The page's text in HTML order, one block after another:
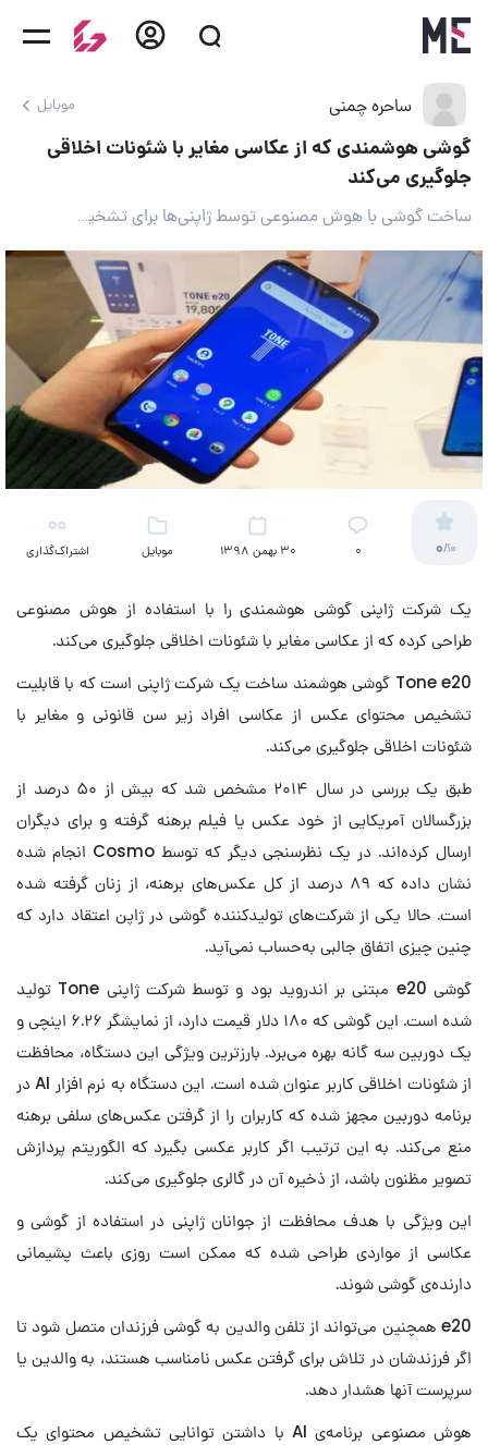
ساحره چمنی موبایل
گوشی هوشمندی که از عکاسی مغایر با شئونات اخلاقی
جلوگیری می‌کند
ساخت گوشی با هوش مصنوعی توسط ژاپنی‌ها برای تشخیص محتوای عکس
0/10 ۰ 30 بهمن 1398 موبایل اشتراک‌گذاری
یک شرکت ژاپنی گوشی هوشمندی را با استفاده از هوش مصنوعی
طراحی کرده که از عکاسی مغایر با شئونات اخلاقی جلوگیری می‌کند.
Tone e20 گوشی هوشمند ساخت یک شرکت ژاپنی است که با قابلیت
تشخیص محتوای عکس از عکاسی افراد زیر سن قانونی و مغایر با
شئونات اخلاقی جلوگیری می‌کند.
طبق یک بررسی در سال ۲۰۱۴ مشخص شد که بیش از ۵۰ درصد از
بزرگسالان آمریکایی از خود عکس یا فیلم برهنه گرفته و برای دیگران
ارسال کرده‌اند. در یک نظرسنجی دیگر که توسط Cosmo انجام شده
نشان داده که ۸۹ درصد از کل عکس‌های برهنه، از زنان گرفته شده
است. حالا یکی از شرکت‌های تولیدکننده گوشی در ژاپن اعتقاد دارد که
چنین چیزی اتفاق جالبی به‌حساب نمی‌آید.
گوشی e20 مبتنی بر اندروید بود و توسط شرکت ژاپنی Tone تولید
شده است. این گوشی که ۱۸۰ دلار قیمت دارد، از نمایشگر ۶.۲۶ اینچی و
یک دوربین سه گانه بهره می‌برد. بارزترین ویژگی این دستگاه، محافظت
از شئونات اخلاقی کاربر عنوان شده است. این دستگاه به نرم افزار AI در
برنامه دوربین مجهز شده که کاربران را از گرفتن عکس‌های سلفی برهنه
منع می‌کند. به این ترتیب اگر کاربر عکسی بگیرد که الگوریتم پردازش
تصویر مظنون باشد، از ذخیره آن در گالری جلوگیری می‌کند.
این ویژگی با هدف محافظت از جوانان ژاپنی در استفاده از گوشی و
عکاسی از مواردی طراحی شده که ممکن است روزی باعث پشیمانی
دارنده‌ی گوشی شوند.
e20 همچنین می‌تواند از تلفن والدین به گوشی فرزندان متصل شود تا
اگر فرزندشان در تلاش برای گرفتن عکس نامناسب هستند، به والدین یا
سرپرست آنها هشدار دهد.
هوش مصنوعی برنامه‌ی AI با داشتن توانایی تشخیص محتوای یک